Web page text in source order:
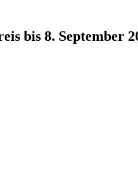
bis 8. September